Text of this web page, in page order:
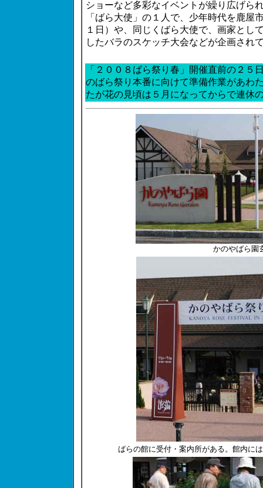
ショーなど多彩なイベントが繰り広げら
「ばら大使」の１人で、少年時代を鹿屋
１日）や、同じくばら大使で、画家とし
したバラのスケッチ大会などが企画され
「２００８ばら祭り春」開催直前の２５
のばら祭り本番に向けて準備作業があわ
たが花の見頃は５月になってからで連休
かのやばら園
ばらの館に受付・案内所がある。館内に